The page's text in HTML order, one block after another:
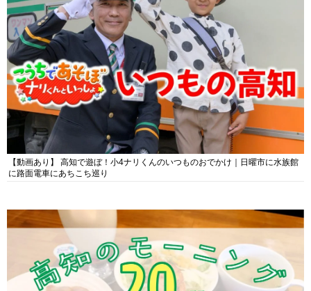
【動画あり】 高知で遊ぼ！小4ナリくんのいつものおでかけ｜日曜市に水族館
に路面電車にあちこち巡り